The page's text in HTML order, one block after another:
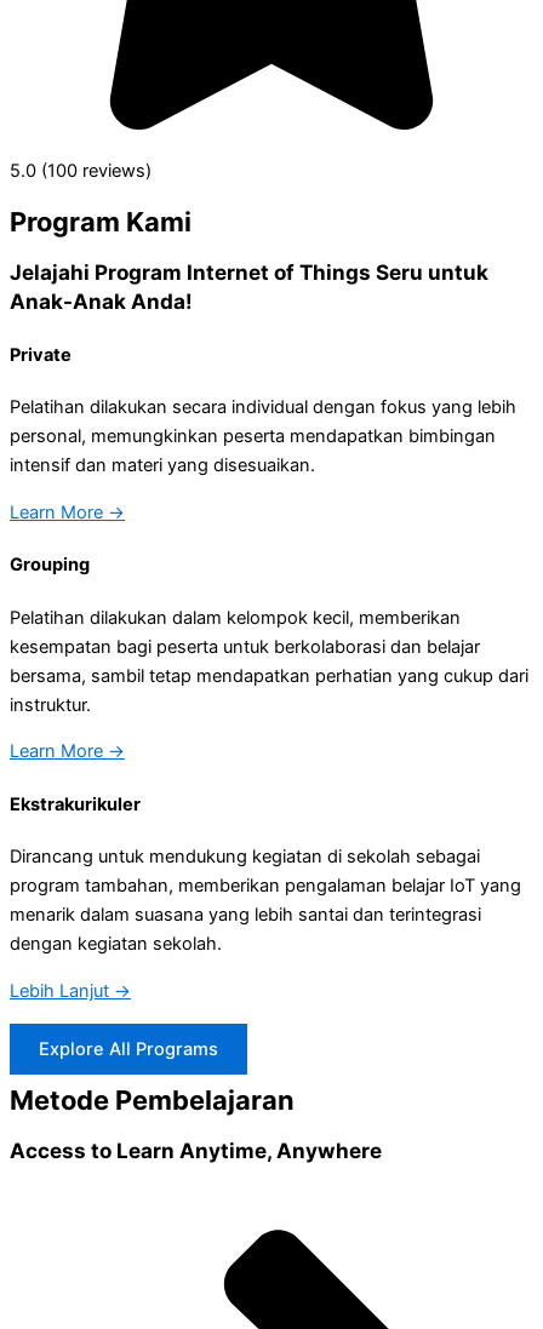
5.0 (100 reviews)
Program Kami
Jelajahi Program Internet of Things Seru untuk
Anak-Anak Anda!
Private
Pelatihan dilakukan secara individual dengan fokus yang lebih
personal, memungkinkan peserta mendapatkan bimbingan
intensif dan materi yang disesuaikan.
Learn More →
Grouping
Pelatihan dilakukan dalam kelompok kecil, memberikan
kesempatan bagi peserta untuk berkolaborasi dan belajar
bersama, sambil tetap mendapatkan perhatian yang cukup dari
instruktur.
Learn More →
Ekstrakurikuler
Dirancang untuk mendukung kegiatan di sekolah sebagai
program tambahan, memberikan pengalaman belajar IoT yang
menarik dalam suasana yang lebih santai dan terintegrasi
dengan kegiatan sekolah.
Lebih Lanjut →
Explore All Programs
Metode Pembelajaran
Access to Learn Anytime, Anywhere